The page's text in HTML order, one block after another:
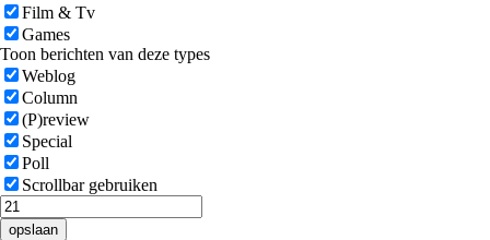
Film & Tv
Games
Toon berichten van deze types
Weblog
Column
(P)review
Special
Poll
Scrollbar gebruiken
opslaan